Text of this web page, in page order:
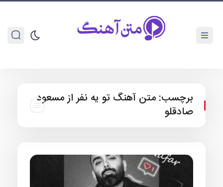
برچسب: متن آهنگ تو یه نفر از مسعود
صادقلو